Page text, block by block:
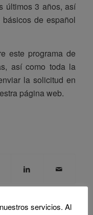
últimos 3 años, así
de español
este programa de
así como toda la
la solicitud en
página web.
servicios. Al